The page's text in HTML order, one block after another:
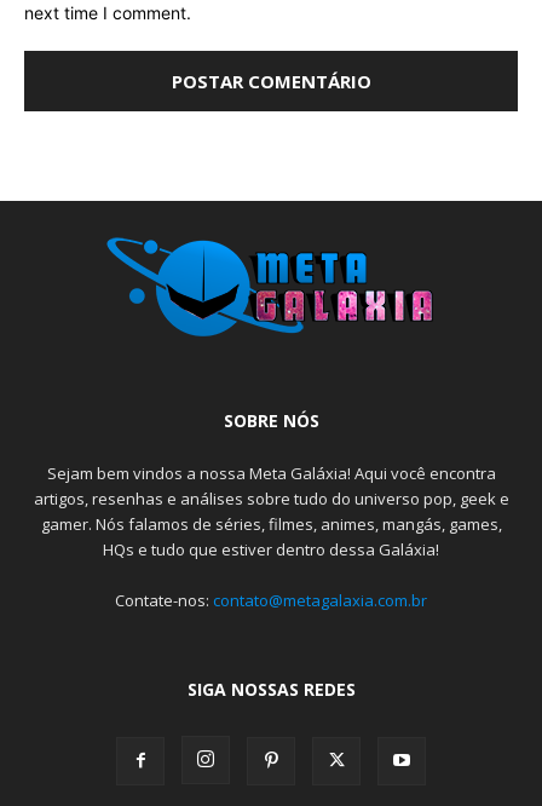
next time I comment.
SOBRE NÓS
Sejam bem vindos a nossa Meta Galáxia! Aqui você encontra
artigos, resenhas e análises sobre tudo do universo pop, geek e
gamer. Nós falamos de séries, filmes, animes, mangás, games,
HQs e tudo que estiver dentro dessa Galáxia!
Contate-nos: contato@metagalaxia.com.br
SIGA NOSSAS REDES